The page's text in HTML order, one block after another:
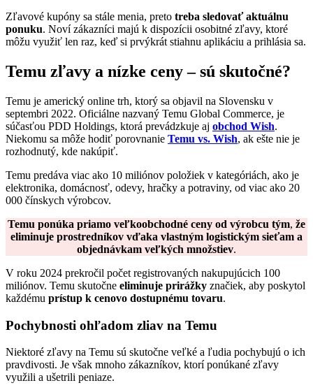
Zľavové kupóny sa stále menia, preto treba sledovať aktuálnu
ponuku. Noví zákazníci majú k dispozícii osobitné zľavy, ktoré
môžu využiť len raz, keď si prvýkrát stiahnu aplikáciu a prihlásia sa.
Temu zľavy a nízke ceny – sú skutočné?
Temu je americký online trh, ktorý sa objavil na Slovensku v
septembri 2022. Oficiálne nazvaný Temu Global Commerce, je
súčasťou PDD Holdings, ktorá prevádzkuje aj obchod Wish.
Niekomu sa môže hodiť porovnanie Temu vs. Wish, ak ešte nie je
rozhodnutý, kde nakúpiť.
Temu predáva viac ako 10 miliónov položiek v kategóriách, ako je
elektronika, domácnosť, odevy, hračky a potraviny, od viac ako 20
000 čínskych výrobcov.
Temu ponúka priamo veľkoobchodné ceny od výrobcu tým, že
eliminuje prostredníkov vďaka vlastným logistickým sieťam a
objednávkam veľkých množstiev.
V roku 2024 prekročil počet registrovaných nakupujúcich 100
miliónov. Temu skutočne eliminuje prirážky značiek, aby poskytol
každému prístup k cenovo dostupnému tovaru.
Pochybnosti ohľadom zliav na Temu
Niektoré zľavy na Temu sú skutočne veľké a ľudia pochybujú o ich
pravdivosti. Je však mnoho zákazníkov, ktorí ponúkané zľavy
využili a ušetrili peniaze.